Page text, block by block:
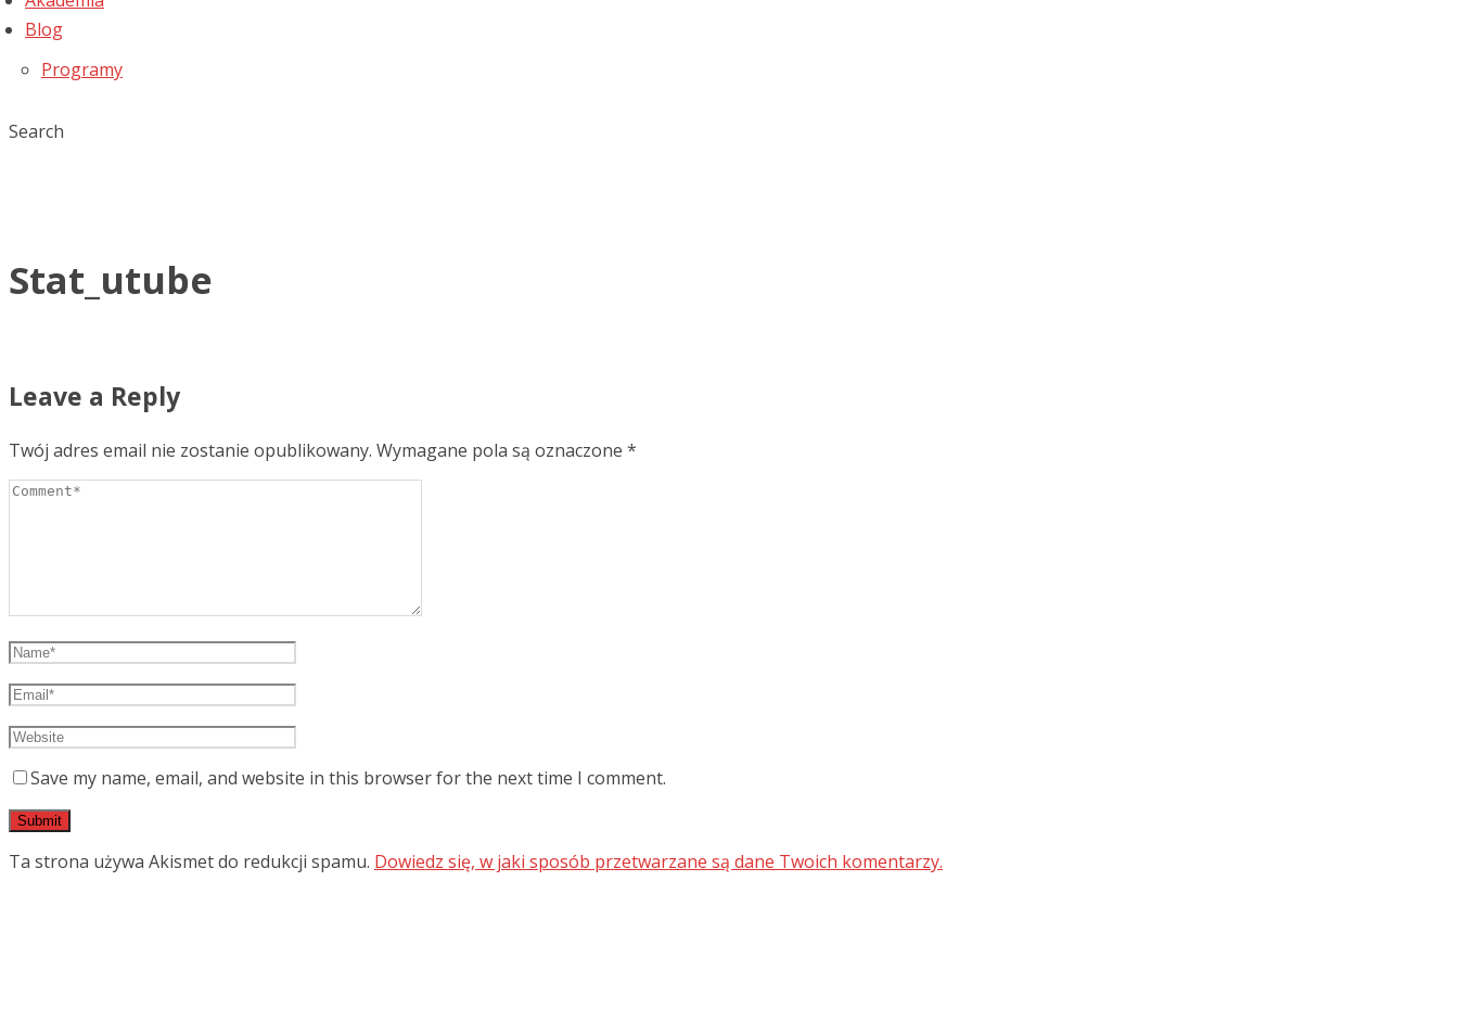
Blog
Programy
Search
Stat_utube
Leave a Reply
Twój adres email nie zostanie opublikowany. Wymagane pola są oznaczone *
Save my name, email, and website in this browser for the next time I comment.
Ta strona używa Akismet do redukcji spamu. Dowiedz się, w jaki sposób przetwarzane są dane Twoich komentarzy.